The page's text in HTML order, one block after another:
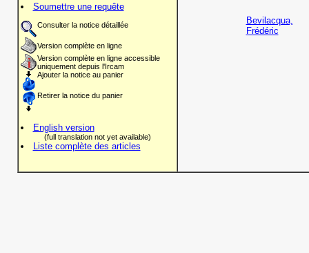
Soumettre une requête
Consulter la notice détaillée
Version complète en ligne
Version complète en ligne accessible
uniquement depuis l'Ircam
Ajouter la notice au panier
Retirer la notice du panier
English version
(full translation not yet available)
Liste complète des articles
Bevilacqua,
Frédéric